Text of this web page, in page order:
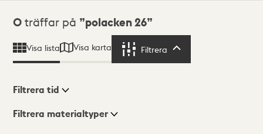
Sökresultat
0 träffar på polacken 26
Visa lista Visa karta Filtrera
Visningsläge
Filtrera tid
Filtrera materialtyper